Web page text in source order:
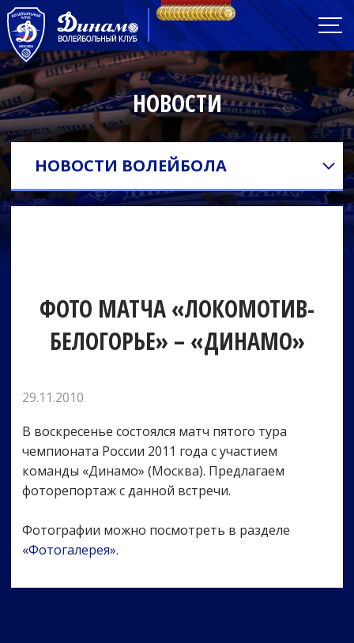
НОВОСТИ
НОВОСТИ ВОЛЕЙБОЛА
ФОТО МАТЧА «ЛОКОМОТИВ-
БЕЛОГОРЬЕ» – «ДИНАМО»
29.11.2010
В воскресенье состоялся матч пятого тура
чемпионата России 2011 года с участием
команды «Динамо» (Москва). Предлагаем
фоторепортаж с данной встречи.
Фотографии можно посмотреть в разделе
«Фотогалерея».